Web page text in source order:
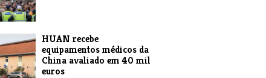
HUAN recebe
equipamentos médicos da
China avaliado em 40 mil
euros